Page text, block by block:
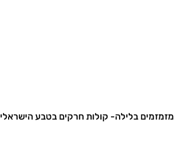
מזמזמים בלילה- קולות חרקים בטבע הישראלי